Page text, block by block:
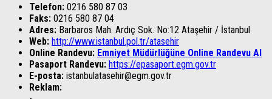
Telefon: 0216 580 87 03
Faks: 0216 580 87 04
Adres: Barbaros Mah. Ardıç Sok. No:12 Ataşehir / İstanbul
Web: http://www.istanbul.pol.tr/atasehir
Online Randevu: Emniyet Müdürlüğüne Online Randevu Al
Pasaport Randevu: https://epasaport.egm.gov.tr
E-posta: istanbulatasehir@egm.gov.tr
Reklam: